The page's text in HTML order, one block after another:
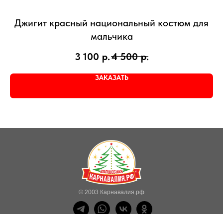
Джигит красный национальный костюм для
мальчика
3 100 р.4 500 р.
ЗАКАЗАТЬ
© 2003 Карнавалия.рф